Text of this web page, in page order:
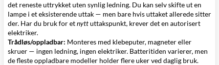
det reneste uttrykket uten synlig ledning. Du kan selv skifte ut en
lampe i et eksisterende uttak — men bare hvis uttaket allerede sitter
der. Har du bruk for etnyttuttakspunkt, krever det en autorisert
elektriker.
Trådløs/oppladbar: Monteres med klebeputer, magneter eller
skruer — ingen ledning, ingen elektriker. Batteritiden varierer, men
de fleste oppladbare modeller holder flere uker ved daglig bruk.